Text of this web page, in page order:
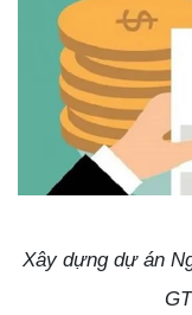
Xây dựng dự án